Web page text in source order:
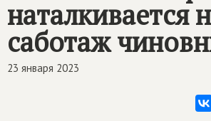
наталкивается
саботаж
23 января 2023